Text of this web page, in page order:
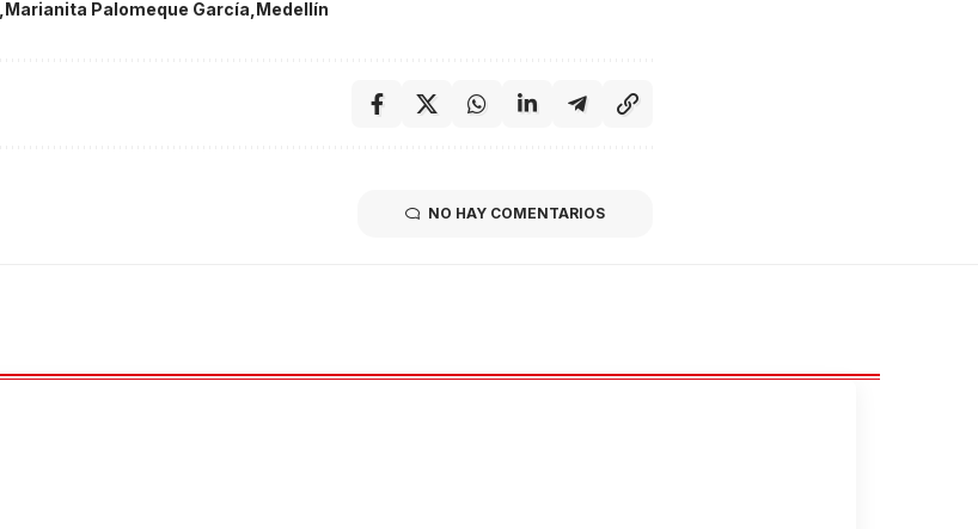
Marianita Palomeque García Medellín
NO HAY COMENTARIOS